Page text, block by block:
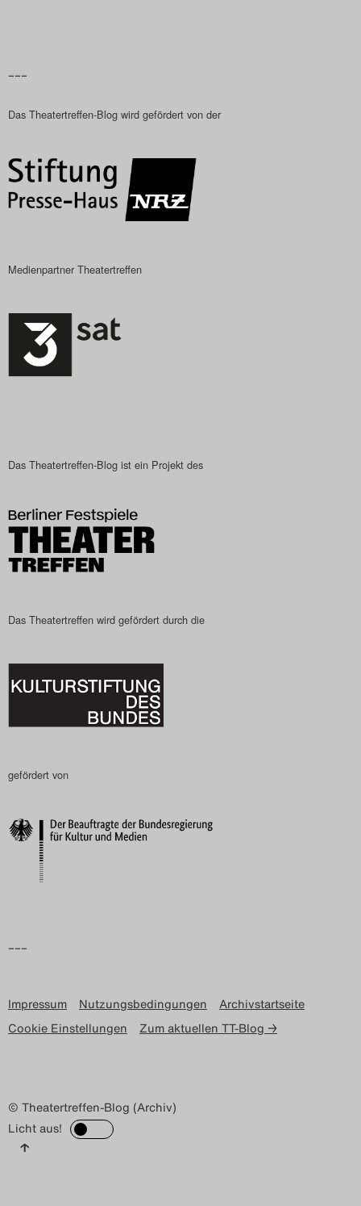
–––
Das Theatertreffen-Blog wird gefördert von der
Medienpartner Theatertreffen
Das Theatertreffen-Blog ist ein Projekt des
Das Theatertreffen wird gefördert durch die
gefördert von
–––
Impressum Nutzungsbedingungen
Archivstartseite
Cookie Einstellungen
Zum aktuellen TT-Blog →
© Theatertreffen-Blog (Archiv)
Licht aus!
↑